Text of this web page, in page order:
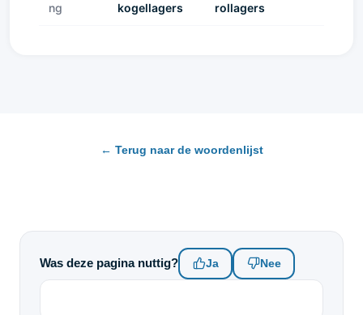
ng
kogellagers
rollagers
← Terug naar de woordenlijst
Was deze pagina nuttig? Ja Nee